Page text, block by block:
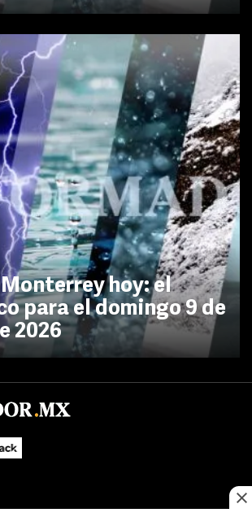
hoy: el
para el domingo 9 de
2026